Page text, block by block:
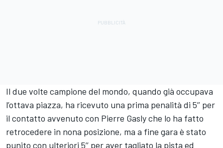
Il due volte campione del mondo, quando già occupava
l’ottava piazza, ha ricevuto una prima penalità di 5’’ per
il contatto avvenuto con Pierre Gaslyche lo ha fatto
retrocedere in nona posizione, ma a fine gara è stato
punito con ulteriori 5’’ per aver tagliato la pista ed